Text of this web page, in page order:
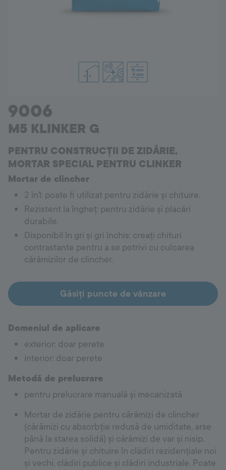
9006
M5 KLINKER G
PENTRU CONSTRUCȚII DE ZIDĂRIE,
MORTAR SPECIAL PENTRU CLINKER
Mortar de clincher
2 în1: poate fi utilizat pentru zidărie și chituire.
Rezistent la îngheț: pentru zidărie și placări
durabile.
Disponibil în gri și gri închis: creați chituri
contrastante pentru a se potrivi cu culoarea
cărămizilor de clincher.
Găsiți puncte de vânzare
Domeniul de aplicare
exterior: doar perete
interior: doar perete
Metodă de prelucrare
pentru prelucrare manuală și mecanizată
Mortar de zidărie pentru cărămizi de clincher
(cărămizi cu absorbție redusă de umiditate, arse
până la starea solidă) și cărămizi de var și nisip.
Pentru zidărie și chituire în clădiri rezidențiale noi
și vechi, clădiri publice și clădiri industriale. Poate